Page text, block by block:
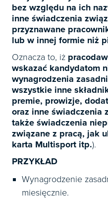
bez względu na ich
inne świadczenia
przyznawane
lub w innej formie niż
Oznacza to, iż
wskazać kandydatom
wynagrodzenia
wszystkie inne
premie, prowizje,
oraz inne świadczenia
także świadczenia
związane z pracą, jak
karta Multisport itp.).
PRZYKŁAD
Wynagrodzenie
miesięcznie.